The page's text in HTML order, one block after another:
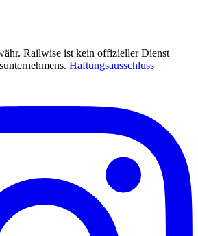
Railwise ist kein offizieller Dienst
Haftungsausschluss